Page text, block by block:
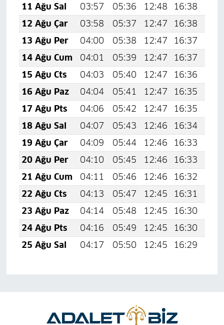
11 Ağu Sal
03:57 05:36 12:48 16:38
12 Ağu Çar
03:58 05:37 12:47 16:38
13 Ağu Per
04:00 05:38 12:47 16:37
14 Ağu Cum
04:01 05:39 12:47 16:37
15 Ağu Cts
04:03 05:40 12:47 16:36
16 Ağu Paz
04:04 05:41 12:47 16:35
17 Ağu Pts
04:06 05:42 12:47 16:35
18 Ağu Sal
04:07 05:43 12:46 16:34
19 Ağu Çar
04:09 05:44 12:46 16:33
20 Ağu Per
04:10 05:45 12:46 16:33
21 Ağu Cum
04:11 05:46 12:46 16:32
22 Ağu Cts
04:13 05:47 12:45 16:31
23 Ağu Paz
04:14 05:48 12:45 16:30
24 Ağu Pts
04:16 05:49 12:45 16:30
25 Ağu Sal
04:17 05:50 12:45 16:29